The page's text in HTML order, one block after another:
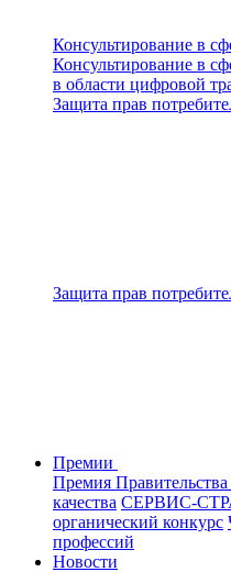
Консультирование в
Консультирование в
в области цифровой
Защита прав
Защита прав
Премии
Премия
качества СЕРВИС-
органический конкурс
профессий
Новости